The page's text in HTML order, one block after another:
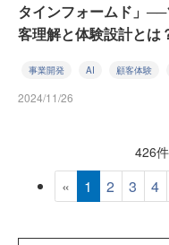
タインフォームド」
客理解と体験設計とは
事業開発 AI 顧客体験
2024/11/26
426
« 1 2 3 4